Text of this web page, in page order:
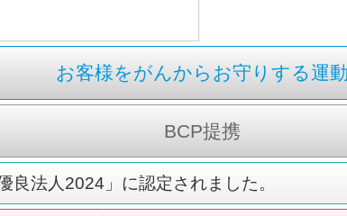
お客様をがんからお守りする運動
BCP提携
法人2024」に認定されました。